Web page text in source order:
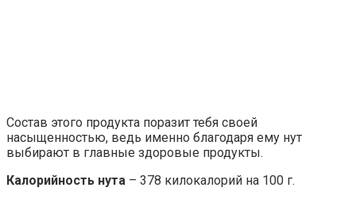
Состав этого продукта поразит тебя своей
насыщенностью, ведь именно благодаря ему нут
выбирают в главные здоровые продукты.
Калорийность нута – 378 килокалорий на 100 г.